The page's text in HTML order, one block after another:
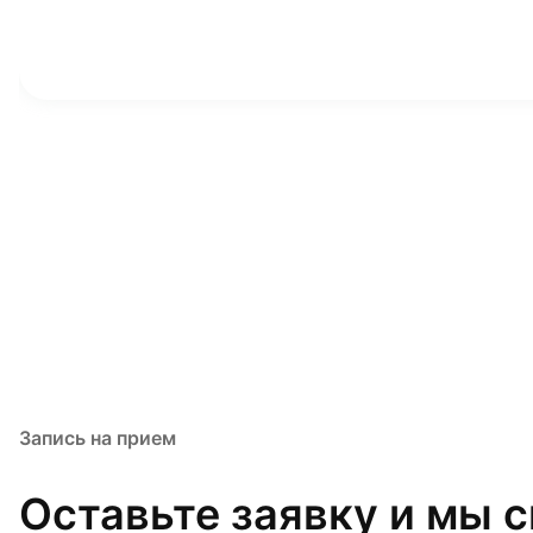
Запись на прием
Оставьте заявку и мы